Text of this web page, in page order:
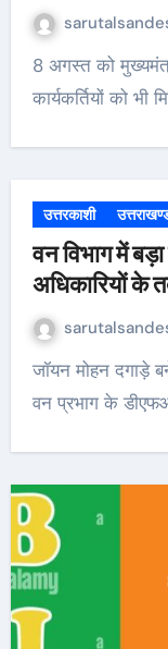
8 अगस्त को मुख्यमंत्री करेंगे सम्मानित, 35 उत्कृष्ट आंगनबाड़ी
कार्यकर्तियों को भी
उत्तरकाशी
वन विभाग में
अधिकारियों के
जॉयन मोहन दगाड़े बने डीएफओ उत्तरकाशी, डीपी बलूनी बने मसूरी
वन प्रभाग के